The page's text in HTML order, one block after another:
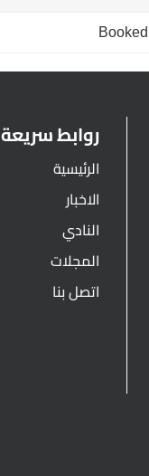
Booked
روابط سريعة
الرئيسية
الاخبار
النادي
المجلات
اتصل بنا